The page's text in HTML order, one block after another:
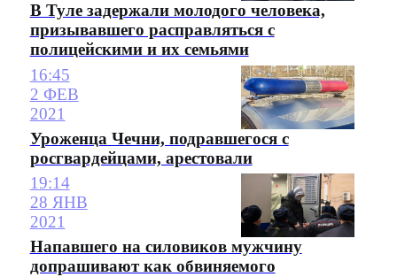
В Туле задержали молодого человека,
призывавшего расправляться с
полицейскими и их семьями
16:45
2 ФЕВ
2021
Уроженца Чечни, подравшегося с
росгвардейцами, арестовали
19:14
28 ЯНВ
2021
Напавшего на силовиков мужчину
допрашивают как обвиняемого